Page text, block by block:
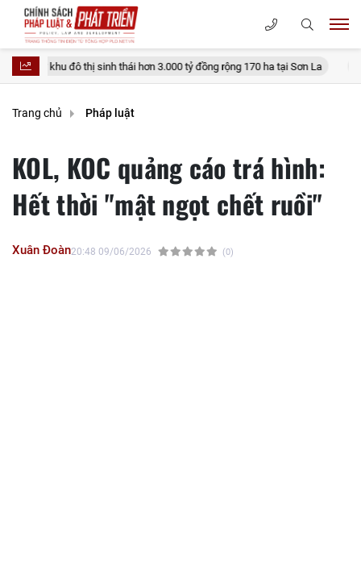
sinh thái hơn 3.000 tỷ đồng rộng 170 ha tại Sơn La Thủ tục đính
Trang chủ Pháp luật
KOL, KOC quảng cáo trá hình:
Hết thời "mật ngọt chết ruồi"
Xuân Đoàn20:48 09/06/2026 (0)